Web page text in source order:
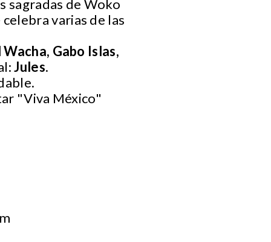
sagradas de Woko
varias de las
Gabo Islas,
Jules.
"Viva México"